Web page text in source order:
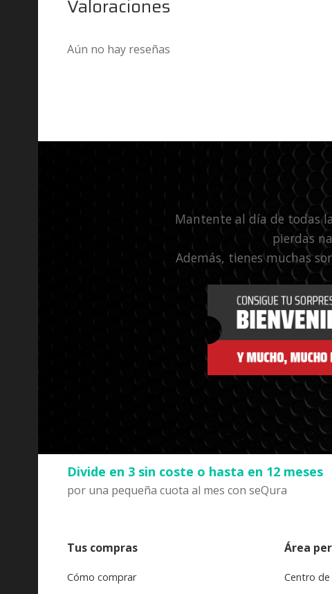
Valoraciones
Aún no hay reseñas
Mantente al día de todas
pierdas
Además, tienes muchas
Divide en 3 sin coste o hasta en 12 meses
por una pequeña cuota al mes con seQura
Tus compras
Cómo comprar
Área
Centro